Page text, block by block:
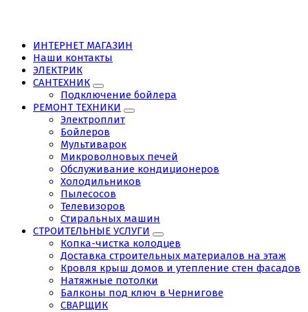
ИНТЕРНЕТ МАГАЗИН
Наши контакты
ЭЛЕКТРИК
САНТЕХНИК
Подключение бойлера
РЕМОНТ ТЕХНИКИ
Электроплит
Бойлеров
Мультиварок
Микроволновых печей
Обслуживание кондиционеров
Холодильников
Пылесосов
Телевизоров
Стиральных машин
СТРОИТЕЛЬНЫЕ УСЛУГИ
Копка-чистка колодцев
Доставка строительных материалов на этаж
Кровля крыш домов и утепление стен фасадов
Натяжные потолки
Балконы под ключ в Чернигове
СВАРЩИК